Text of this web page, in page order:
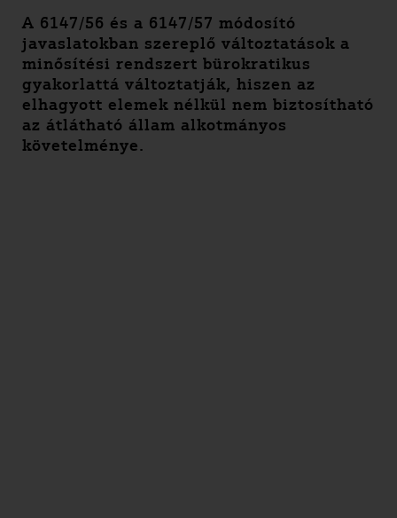
A 6147/56 és a 6147/57 módosító
javaslatokban szereplő változtatások a
minősítési rendszert bürokratikus
gyakorlattá változtatják, hiszen az
elhagyott elemek nélkül nem biztosítható
az átlátható állam alkotmányos
követelménye.